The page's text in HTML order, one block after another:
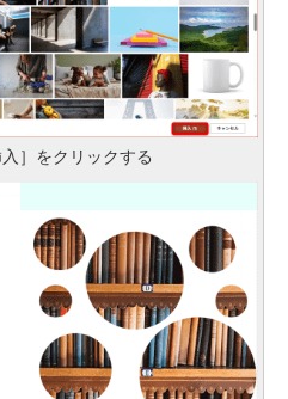
］をクリックする